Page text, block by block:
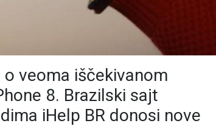
veoma iščekivanom
8. Brazilski sajt
iHelp BR donosi nove